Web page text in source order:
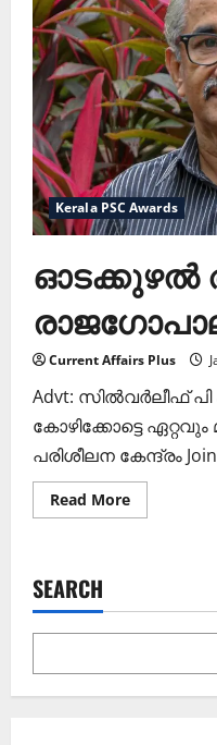
Kerala PSC Awards
ഓടക്കുഴൽ
Current Affairs Plus
Advt: സില്‍വര്‍ലീഫ്
കോഴിക്കോട്ടെ ഏറ്റവും
പരിശീലന കേന്ദ്രം Join
Read MoreRead
more
SEARCH